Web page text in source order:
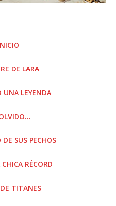
DE LARA
UNA LEYENDA
SUS PECHOS
RÉCORD
TITANES